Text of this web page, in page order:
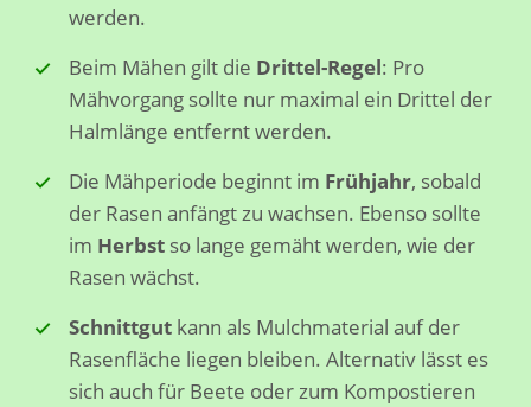
werden.
Beim Mähen gilt die Drittel-Regel: Pro
Mähvorgang sollte nur maximal ein Drittel der
Halmlänge entfernt werden.
Die Mähperiode beginnt im Frühjahr, sobald
der Rasen anfängt zu wachsen. Ebenso sollte
im Herbstso lange gemäht werden, wie der
Rasen wächst.
Schnittgutkann als Mulchmaterial auf der
Rasenfläche liegen bleiben. Alternativ lässt es
sich auch für Beete oder zum Kompostieren